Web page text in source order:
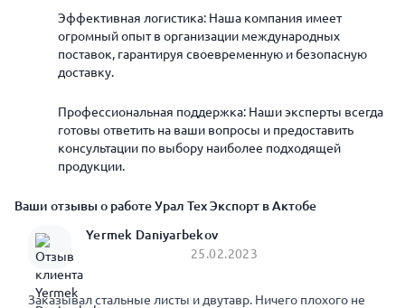
Эффективная логистика: Наша компания имеет
огромный опыт в организации международных
поставок, гарантируя своевременную и безопасную
доставку.
Профессиональная поддержка: Наши эксперты всегда
готовы ответить на ваши вопросы и предоставить
консультации по выбору наиболее подходящей
продукции.
Ваши отзывы о работе Урал Тех Экспорт в Актобе
Yermek Daniyarbekov
25.02.2023
Заказывал стальные листы и двутавр. Ничего плохого не